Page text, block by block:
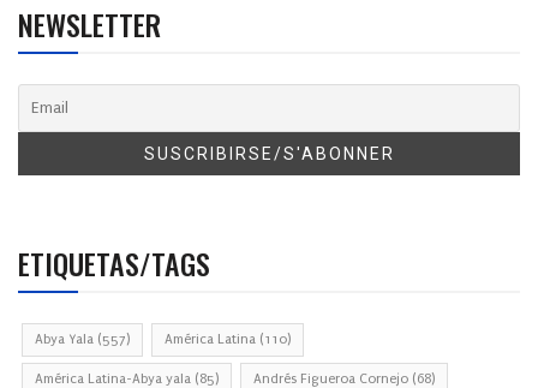
NEWSLETTER
ETIQUETAS/TAGS
Abya Yala (557) América Latina (110)
América Latina-Abya yala (85) Andrés Figueroa Cornejo (68)